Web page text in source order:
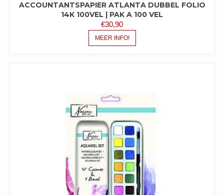
ACCOUNTANTSPAPIER ATLANTA DUBBEL FOLIO
14K 100VEL | PAK A 100 VEL
€30,90
MEER INFO!